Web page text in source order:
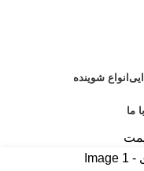
انواع شوینده
ما